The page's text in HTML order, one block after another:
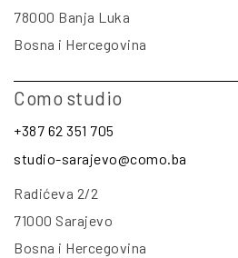
78000 Banja Luka
Bosna i Hercegovina
Como studio
+387 62 351 705
studio-sarajevo@como.ba
Radićeva 2/2
71000 Sarajevo
Bosna i Hercegovina